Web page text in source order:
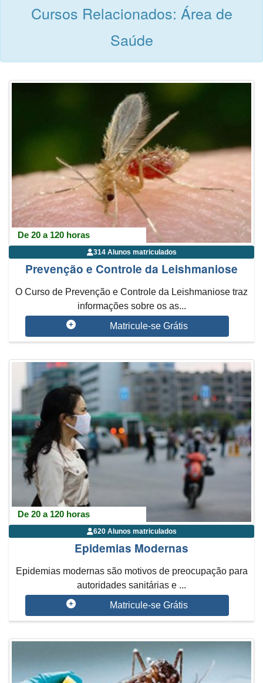
Cursos Relacionados: Área de
Saúde
De 20 a 120 horas
314 Alunos matriculados
Prevenção e Controle da Leishmaniose
O Curso de Prevenção e Controle da Leishmaniose traz
informações sobre os as...
Matricule-se Grátis
De 20 a 120 horas
620 Alunos matriculados
Epidemias Modernas
Epidemias modernas são motivos de preocupação para
autoridades sanitárias e ...
Matricule-se Grátis